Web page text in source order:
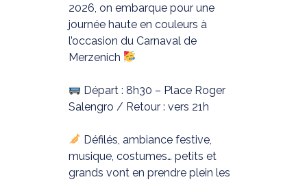
2026, on embarque pour une
journée haute en couleurs à
l’occasion du Carnaval de
Merzenich
Départ : 8h30 – Place Roger
Salengro / Retour : vers 21h
Défilés, ambiance festive,
musique, costumes… petits et
grands vont en prendre plein les